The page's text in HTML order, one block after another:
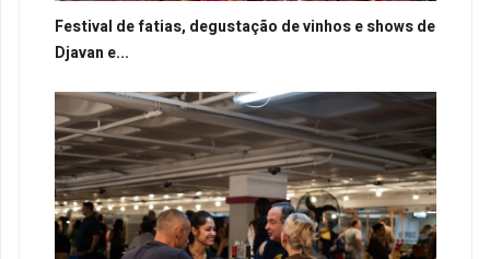
Festival de fatias, degustação de vinhos e shows de
Djavan e...